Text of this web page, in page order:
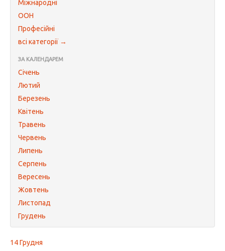
Міжнародні
ООН
Професійні
всі категорії →
ЗА КАЛЕНДАРЕМ
Січень
Лютий
Березень
Квітень
Травень
Червень
Липень
Серпень
Вересень
Жовтень
Листопад
Грудень
14 Грудня